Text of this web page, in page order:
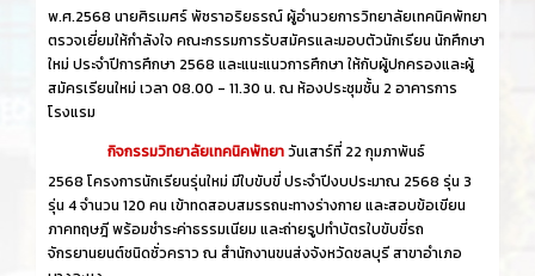
พ.ศ.2568 นายศิรเมศร์ พัชราอริยธรณ์ ผู้อำนวยการวิทยาลัยเทคนิคพัทยา
ตรวจเยี่ยมให้กำลังใจ คณะกรรมการรับสมัครและมอบตัวนักเรียน นักศึกษา
ใหม่ ประจำปีการศึกษา 2568 และแนะแนวการศึกษา ให้กับผู้ปกครองและผู้
สมัครเรียนใหม่ เวลา 08.00 - 11.30 น. ณ ห้องประชุมชั้น 2 อาคารการ
โรงแรม
กิจกรรมวิทยาลัยเทคนิคพัทยาวันเสาร์ที่ 22 กุมภาพันธ์
2568 โครงการนักเรียนรุ่นใหม่ มีใบขับขี่ ประจำปีงบประมาณ 2568 รุ่น 3
รุ่น 4 จำนวน 120 คน เข้าทดสอบสมรรถนะทางร่างกาย และสอบข้อเขียน
ภาคทฤษฎี พร้อมชำระค่าธรรมเนียม และถ่ายรูปทำบัตรใบขับขี่รถ
จักรยานยนต์ชนิดชั่วคราว ณ สำนักงานขนส่งจังหวัดชลบุรี สาขาอำเภอ